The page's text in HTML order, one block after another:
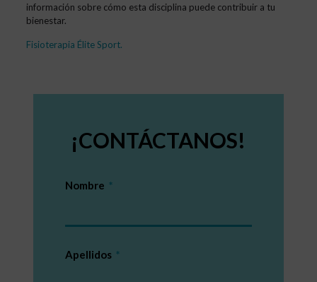
información sobre cómo esta disciplina puede contribuir a tu
bienestar.
Fisioterapia Élite Sport.
¡CONTÁCTANOS!
Nombre
Apellidos